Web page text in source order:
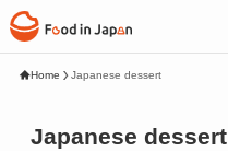
Home Japanese dessert
Japanese dessert